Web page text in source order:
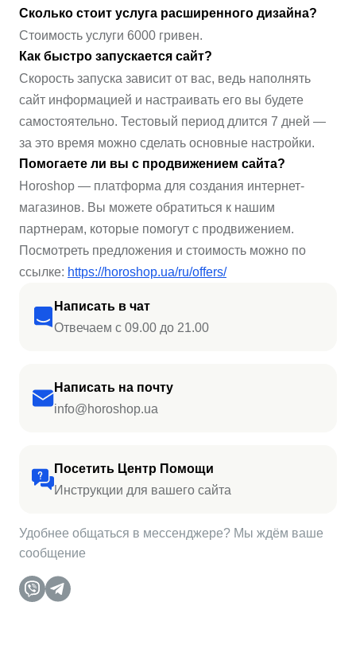
Написать в чат
Отвечаем с 09.00 до 21.00
Написать на почту
info@horoshop.ua
Посетить Центр Помощи
Инструкции для вашего сайта
Удобнее общаться в мессенджере? Мы ждём ваше
сообщение
Сколько стоит услуга расширенного дизайна?
Стоимость услуги 6000 гривен.
Как быстро запускается сайт?
Скорость запуска зависит от вас, ведь наполнять
сайт информацией и настраивать его вы будете
самостоятельно. Тестовый период длится 7 дней —
за это время можно сделать основные настройки.
Помогаете ли вы с продвижением сайта?
Horoshop — платформа для создания интернет-
магазинов. Вы можете обратиться к нашим
партнерам, которые помогут с продвижением.
Посмотреть предложения и стоимость можно по
ссылке: https://horoshop.ua/ru/offers/